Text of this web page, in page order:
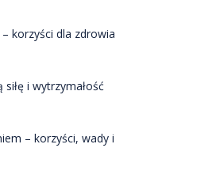
korzyści dla zdrowia
siłę i wytrzymałość
– korzyści, wady i